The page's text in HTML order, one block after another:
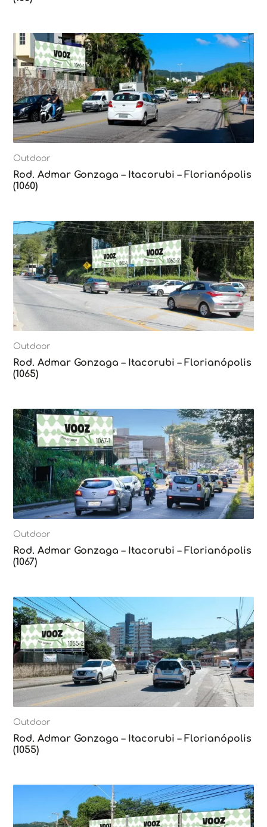
Outdoor
Rod. Admar Gonzaga – Itacorubi – Florianópolis
(1060)
Outdoor
Rod. Admar Gonzaga – Itacorubi – Florianópolis
(1065)
Outdoor
Rod. Admar Gonzaga – Itacorubi – Florianópolis
(1067)
Outdoor
Rod. Admar Gonzaga – Itacorubi – Florianópolis
(1055)